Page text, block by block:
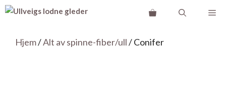
Hopp
Hjem/Alt av spinne-fiber/ull/ Conifer